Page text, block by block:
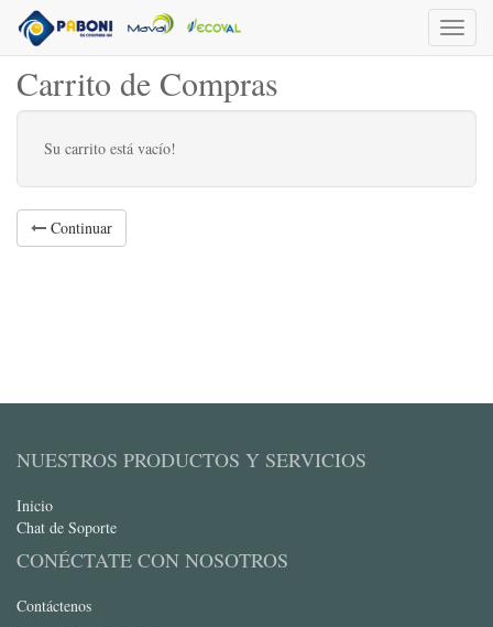
Toggle
Carrito de Compras
Su carrito está vacío!
Continuar
NUESTROS PRODUCTOS Y SERVICIOS
Inicio
Chat de Soporte
CONÉCTATE CON NOSOTROS
Contáctenos